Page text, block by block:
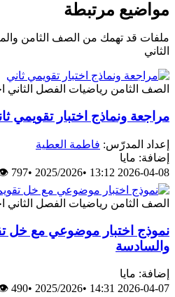
مواضيع مرتبطة
ملفات قد تهمك من الصف الثامن
الثاني
الصف الثامن رياضيات الفصل الثاني
مراجعة ونماذج اختبار تقويمي
إعداد المدرّس: فاطمة العطية
إضافة: مايا
2026-04-08 13:12
•
2025/2026
•
797
الصف الثامن رياضيات الفصل الثاني
نموذج اختبار موضوعي مع خل
والسادسة
إضافة: مايا
2026-04-07 14:31
•
2025/2026
•
490